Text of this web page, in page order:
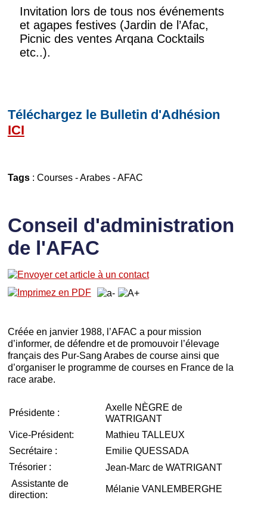
Invitation lors de tous nos événements
et agapes festives (Jardin de l’Afac,
Picnic des ventes Arqana Cocktails
etc..).
Téléchargez le Bulletin d'Adhésion
ICI
Tags: Courses-Arabes-AFAC
Conseil d'administration
de l'AFAC
Créée en janvier 1988, l’AFAC a pour mission
d’informer, de défendre et de promouvoir l’élevage
français des Pur-Sang Arabes de course ainsi que
d’organiser le programme de courses en France de la
race arabe.
Présidente :
Axelle NÈGRE de
WATRIGANT
Vice-Président:
Mathieu TALLEUX
Secrétaire :
Emilie QUESSADA
Trésorier :
Jean-Marc de WATRIGANT
Assistante de
direction:
Mélanie VANLEMBERGHE